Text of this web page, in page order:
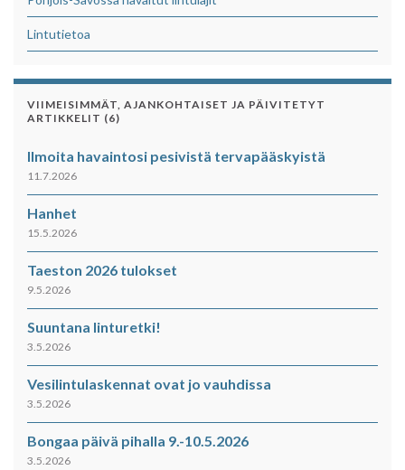
Lintutietoa
VIIMEISIMMÄT, AJANKOHTAISET JA PÄIVITETYT
ARTIKKELIT (6)
Ilmoita havaintosi pesivistä tervapääskyistä
11.7.2026
Hanhet
15.5.2026
Taeston 2026 tulokset
9.5.2026
Suuntana linturetki!
3.5.2026
Vesilintulaskennat ovat jo vauhdissa
3.5.2026
Bongaa päivä pihalla 9.-10.5.2026
3.5.2026